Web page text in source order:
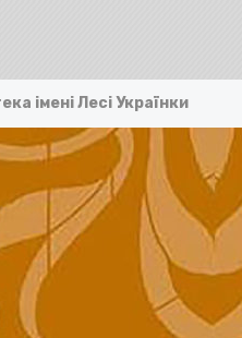
імені Лесі Українки